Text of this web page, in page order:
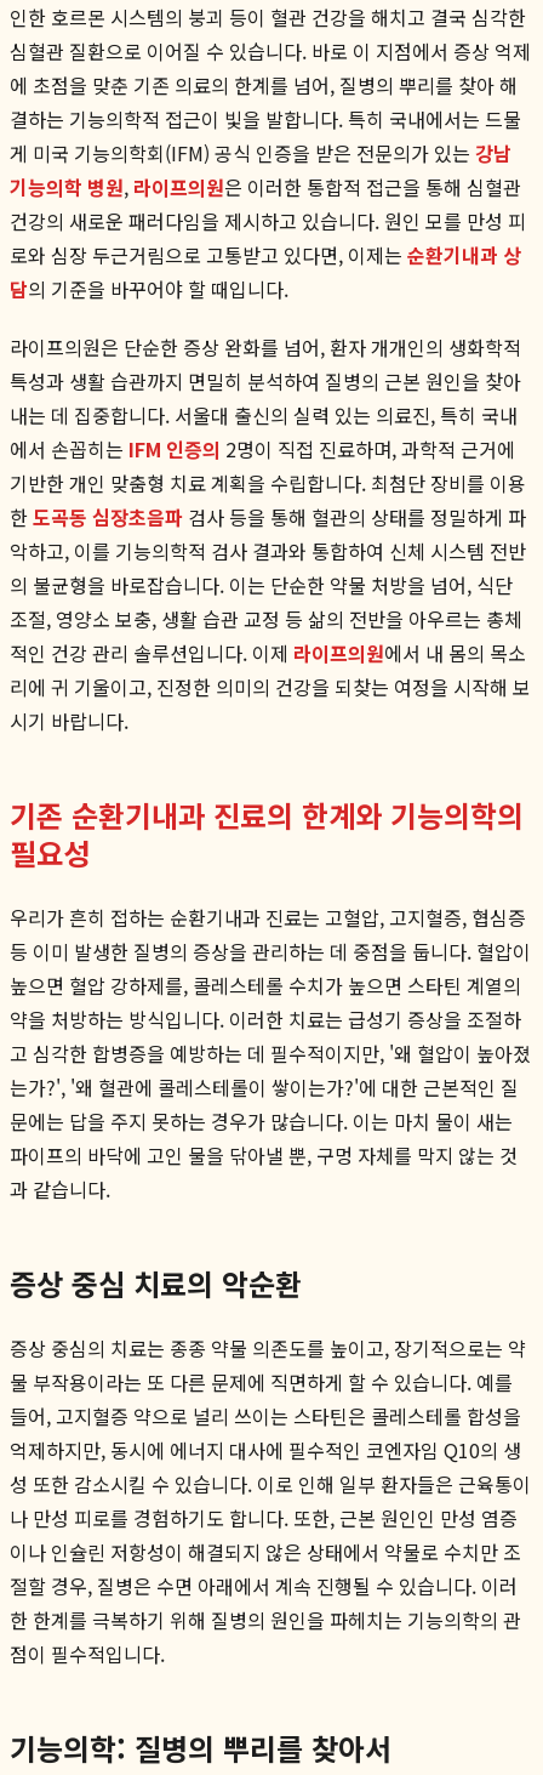
인한 호르몬 시스템의 붕괴 등이 혈관 건강을 해치고 결국 심각한
심혈관 질환으로 이어질 수 있습니다. 바로 이 지점에서 증상 억제
에 초점을 맞춘 기존 의료의 한계를 넘어, 질병의 뿌리를 찾아 해
결하는 기능의학적 접근이 빛을 발합니다. 특히 국내에서는 드물
게 미국 기능의학회(IFM) 공식 인증을 받은 전문의가 있는 강남
기능의학 병원, 라이프의원은 이러한 통합적 접근을 통해 심혈관
건강의 새로운 패러다임을 제시하고 있습니다. 원인 모를 만성 피
로와 심장 두근거림으로 고통받고 있다면, 이제는 순환기내과 상
담의 기준을 바꾸어야 할 때입니다.
라이프의원은 단순한 증상 완화를 넘어, 환자 개개인의 생화학적
특성과 생활 습관까지 면밀히 분석하여 질병의 근본 원인을 찾아
내는 데 집중합니다. 서울대 출신의 실력 있는 의료진, 특히 국내
에서 손꼽히는 IFM 인증의 2명이 직접 진료하며, 과학적 근거에
기반한 개인 맞춤형 치료 계획을 수립합니다. 최첨단 장비를 이용
한도곡동 심장초음파 검사 등을 통해 혈관의 상태를 정밀하게 파
악하고, 이를 기능의학적 검사 결과와 통합하여 신체 시스템 전반
의 불균형을 바로잡습니다. 이는 단순한 약물 처방을 넘어, 식단
조절, 영양소 보충, 생활 습관 교정 등 삶의 전반을 아우르는 총체
적인 건강 관리 솔루션입니다. 이제 라이프의원에서 내 몸의 목소
리에 귀 기울이고, 진정한 의미의 건강을 되찾는 여정을 시작해 보
시기 바랍니다.
기존 순환기내과 진료의 한계와 기능의학의
필요성
우리가 흔히 접하는 순환기내과 진료는 고혈압, 고지혈증, 협심증
등 이미 발생한 질병의 증상을 관리하는 데 중점을 둡니다. 혈압이
높으면 혈압 강하제를, 콜레스테롤 수치가 높으면 스타틴 계열의
약을 처방하는 방식입니다. 이러한 치료는 급성기 증상을 조절하
고 심각한 합병증을 예방하는 데 필수적이지만, '왜 혈압이 높아졌
는가?', '왜 혈관에 콜레스테롤이 쌓이는가?'에 대한 근본적인 질
문에는 답을 주지 못하는 경우가 많습니다. 이는 마치 물이 새는
파이프의 바닥에 고인 물을 닦아낼 뿐, 구멍 자체를 막지 않는 것
과 같습니다.
증상 중심 치료의 악순환
증상 중심의 치료는 종종 약물 의존도를 높이고, 장기적으로는 약
물 부작용이라는 또 다른 문제에 직면하게 할 수 있습니다. 예를
들어, 고지혈증 약으로 널리 쓰이는 스타틴은 콜레스테롤 합성을
억제하지만, 동시에 에너지 대사에 필수적인 코엔자임 Q10의 생
성 또한 감소시킬 수 있습니다. 이로 인해 일부 환자들은 근육통이
나 만성 피로를 경험하기도 합니다. 또한, 근본 원인인 만성 염증
이나 인슐린 저항성이 해결되지 않은 상태에서 약물로 수치만 조
절할 경우, 질병은 수면 아래에서 계속 진행될 수 있습니다. 이러
한 한계를 극복하기 위해 질병의 원인을 파헤치는 기능의학의 관
점이 필수적입니다.
기능의학: 질병의 뿌리를 찾아서